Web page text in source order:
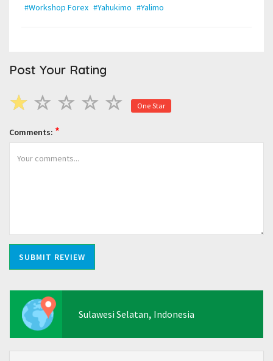
#Workshop Forex #Yahukimo #Yalimo
Post Your Rating
One Star
Comments: *
Sulawesi Selatan, Indonesia